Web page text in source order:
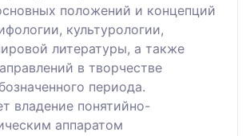
положений и концепций
культурологии,
литературы, а также
в творчестве
периода.
владение понятийно-
аппаратом